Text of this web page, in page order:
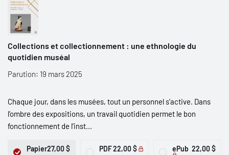
Collections et collectionnement : une ethnologie du
quotidien muséal
Parution: 19 mars 2025
Chaque jour, dans les musées, tout un personnel s’active. Dans
l’ombre des expositions, un travail quotidien permet le bon
fonctionnement de l’inst...
Papier27,00 $ PDF22,00 $ ePub 22,00 $